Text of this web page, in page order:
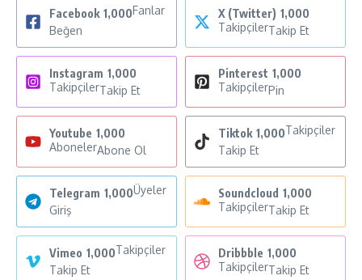
Facebook 1,000Fanlar
Beğen
X (Twitter) 1,000
TakipçilerTakip Et
Instagram 1,000
TakipçilerTakip Et
Pinterest 1,000
TakipçilerPin
Youtube 1,000
AbonelerAbone Ol
Tiktok 1,000Takipçiler
Takip Et
Telegram 1,000Üyeler
Giriş
Soundcloud 1,000
TakipçilerTakip Et
Vimeo 1,000Takipçiler
Takip Et
Dribbble 1,000
TakipçilerTakip Et